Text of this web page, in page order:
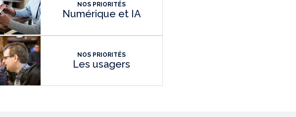
NOS PRIORITÉS
Numérique et IA
NOS PRIORITÉS
Les usagers